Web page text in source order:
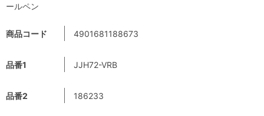
商品コード 4901681188673
品番1 JJH72-VRB
品番2 186233
ールペン